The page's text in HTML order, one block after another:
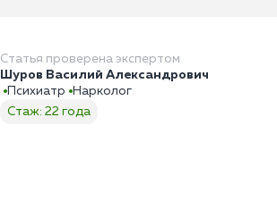
Статья проверена экспертом
Шуров Василий Александрович
Психиатр
Нарколог
Стаж: 22 года